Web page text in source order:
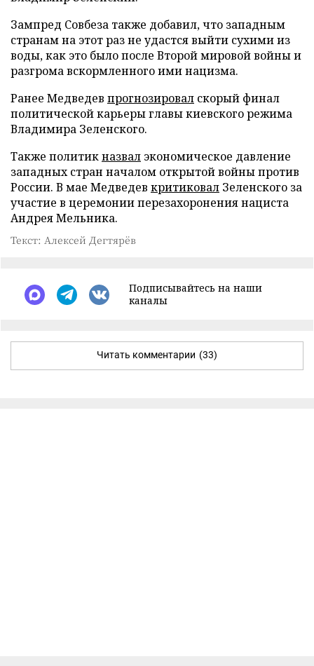
Зампред Совбеза также добавил, что западным
странам на этот раз не удастся выйти сухими из
воды, как это было после Второй мировой войны и
разгрома вскормленного ими нацизма.
Ранее Медведев прогнозировал скорый финал
политической карьеры главы киевского режима
Владимира Зеленского.
Также политикназвал экономическое давление
западных стран началом открытой войны против
России. В мае Медведев критиковал Зеленского за
участие в церемонии перезахоронения нациста
Андрея Мельника.
Текст: Алексей Дегтярёв
Подписывайтесь на наши
каналы
Читать комментарии (33)